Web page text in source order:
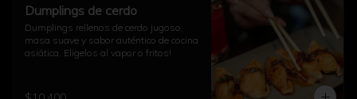
Dumplings de cerdo
Dumplings rellenos de cerdo jugoso,
masa suave y sabor auténtico de cocina
asiática. Eligelos al vapor o fritos!